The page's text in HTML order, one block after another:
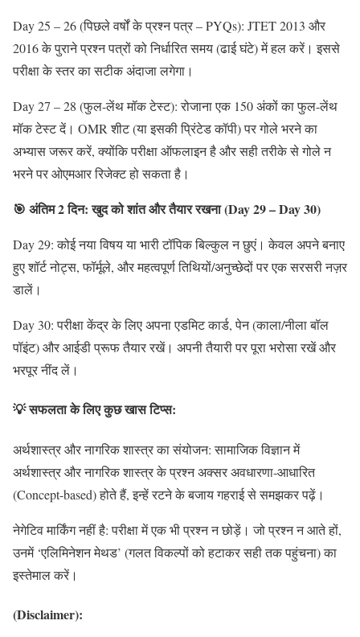
Day 25 – 26 (पिछले वर्षों के प्रश्न पत्र – PYQs): JTET 2013 और
2016 के पुराने प्रश्न पत्रों को निर्धारित समय (ढाई घंटे) में हल करें। इससे
परीक्षा के स्तर का सटीक अंदाजा लगेगा।
Day 27 – 28 (फुल-लेंथ मॉक टेस्ट): रोजाना एक 150 अंकों का फुल-लेंथ
मॉक टेस्ट दें। OMR शीट (या इसकी प्रिंटेड कॉपी) पर गोले भरने का
अभ्यास जरूर करें, क्योंकि परीक्षा ऑफलाइन है और सही तरीके से गोले न
भरने पर ओएमआर रिजेक्ट हो सकता है।
🎯 अंतिम 2 दिन: खुद को शांत और तैयार रखना (Day 29 – Day 30)
Day 29: कोई नया विषय या भारी टॉपिक बिल्कुल न छुएं। केवल अपने बनाए
हुए शॉर्ट नोट्स, फॉर्मूले, और महत्वपूर्ण तिथियों/अनुच्छेदों पर एक सरसरी नज़र
डालें।
Day 30: परीक्षा केंद्र के लिए अपना एडमिट कार्ड, पेन (काला/नीला बॉल
पॉइंट) और आईडी प्रूफ तैयार रखें। अपनी तैयारी पर पूरा भरोसा रखें और
भरपूर नींद लें।
💡 सफलता के लिए कुछ खास टिप्स:
अर्थशास्त्र और नागरिक शास्त्र का संयोजन: सामाजिक विज्ञान में
अर्थशास्त्र और नागरिक शास्त्र के प्रश्न अक्सर अवधारणा-आधारित
(Concept-based) होते हैं, इन्हें रटने के बजाय गहराई से समझकर पढ़ें।
नेगेटिव मार्किंग नहीं है: परीक्षा में एक भी प्रश्न न छोड़ें। जो प्रश्न न आते हों,
उनमें ‘एलिमिनेशन मेथड’ (गलत विकल्पों को हटाकर सही तक पहुंचना) का
इस्तेमाल करें।
(Disclaimer):